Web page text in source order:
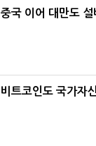
중국 이어 대만도 설
비트코인도 국가자